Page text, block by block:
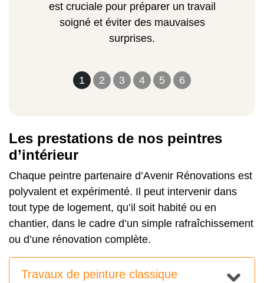
1 2 3 4 5 6
est cruciale pour préparer un travail
soigné et éviter des mauvaises
surprises.
Les prestations de nos peintres
d’intérieur
Chaque peintre partenaire d’Avenir Rénovations est
polyvalent et expérimenté. Il peut intervenir dans
tout type de logement, qu’il soit habité ou en
chantier, dans le cadre d’un simple rafraîchissement
ou d’une rénovation complète.
Travaux de peinture classique